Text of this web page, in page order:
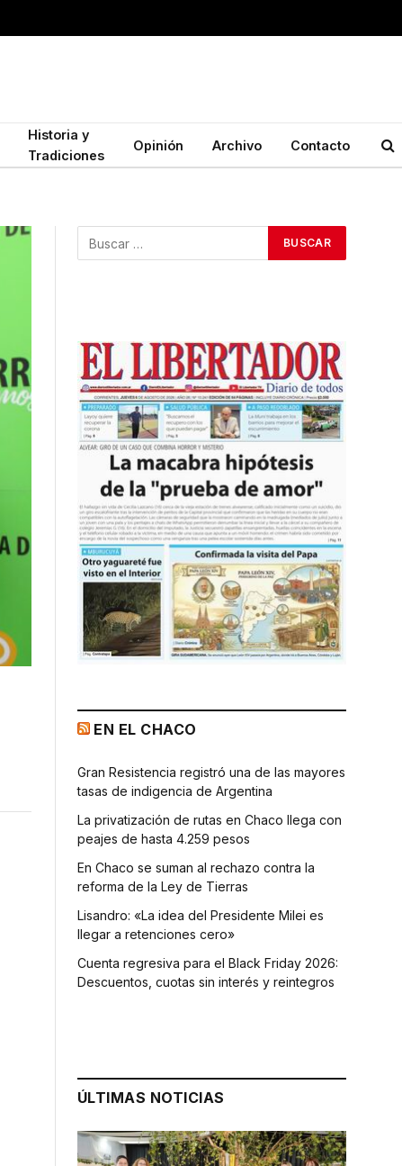
Historia y
Tradiciones
Opinión Archivo Contacto
EN EL CHACO
Gran Resistencia registró una de las mayores
tasas de indigencia de Argentina
La privatización de rutas en Chaco llega con
peajes de hasta 4.259 pesos
En Chaco se suman al rechazo contra la
reforma de la Ley de Tierras
Lisandro: «La idea del Presidente Milei es
llegar a retenciones cero»
Cuenta regresiva para el Black Friday 2026:
Descuentos, cuotas sin interés y reintegros
ÚLTIMAS NOTICIAS